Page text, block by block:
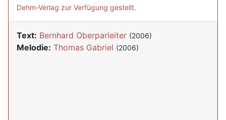
Dehm-Verlag zur Verfügung gestellt.
Text: Bernhard Oberparleiter (2006)
Melodie: Thomas Gabriel (2006)